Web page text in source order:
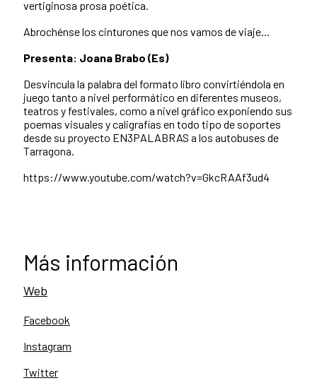
vertiginosa prosa poética.
Abrochénse los cinturones que nos vamos de viaje...
Presenta: Joana Brabo (Es)
Desvincula la palabra del formato libro convirtiéndola en
juego tanto a nivel performático en diferentes museos,
teatros y festivales, como a nivel gráfico exponiendo sus
poemas visuales y caligrafías en todo tipo de soportes
desde su proyecto EN3PALABRAS a los autobuses de
Tarragona.
https://www.youtube.com/watch?v=GkcRAAf3ud4
Más información
Web
Facebook
Instagram
Twitter